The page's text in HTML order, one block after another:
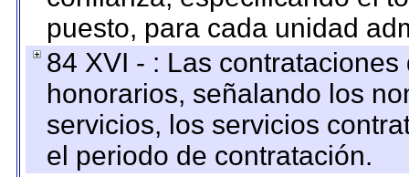
puesto, para cada unidad
84 XVI - : Las
honorarios, señalando los
servicios, los servicios
el periodo de contratación.